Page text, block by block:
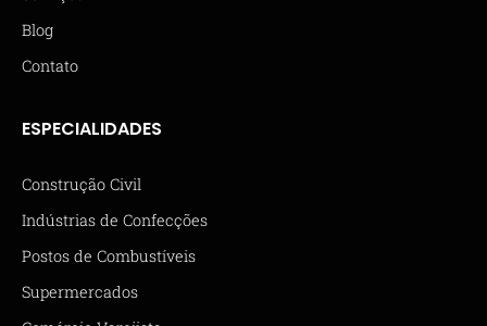
Blog
Contato
ESPECIALIDADES
Construção Civil
Indústrias de Confecções
Postos de Combustíveis
Supermercados